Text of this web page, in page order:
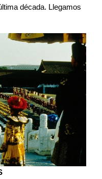
década. Llegamos